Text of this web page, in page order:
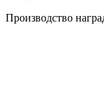
Производство